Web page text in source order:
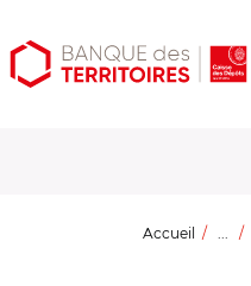
Aller
au
Aller
au
Ouvrir
les
Accueil ...